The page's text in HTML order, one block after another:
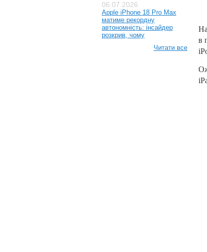
06.07.2026
Apple iPhone 18 Pro Max
матиме рекордну
автономність: інсайдер
розкрив, чому
Читати все
в